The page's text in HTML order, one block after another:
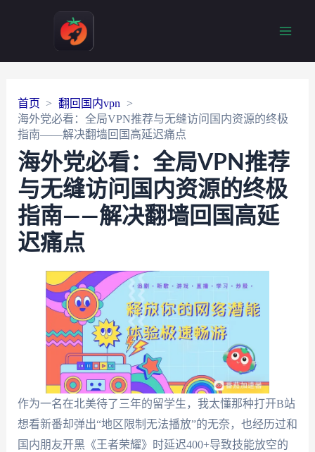
首页
翻回国内vpn
海外党必看：全局VPN推荐与无缝访问国内资源的终极
指南——解决翻墙回国高延迟痛点
海外党必看：全局VPN推荐
与无缝访问国内资源的终极
指南——解决翻墙回国高延
迟痛点
作为一名在北美待了三年的留学生，我太懂那种打开B站
想看新番却弹出“地区限制无法播放”的无奈，也经历过和
国内朋友开黑《王者荣耀》时延迟400+导致技能放空的